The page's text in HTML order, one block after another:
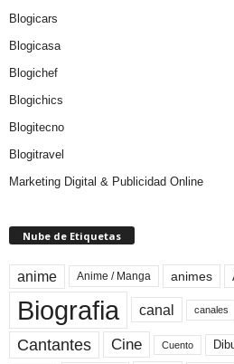
Blogicars
Blogicasa
Blogichef
Blogichics
Blogitecno
Blogitravel
Marketing Digital & Publicidad Online
Nube de Etiquetas
anime Anime / Manga animes
Biografia canal canales
Cantantes Cine Cuento